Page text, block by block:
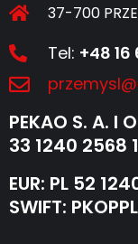
37-700
Tel: +48
PEKAO S. A. I
33 1240 2568
EUR: PL 52
SWIFT: